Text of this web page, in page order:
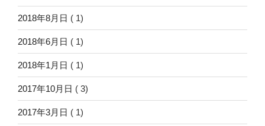
2018年8月日 ( 1)
2018年6月日 ( 1)
2018年1月日 ( 1)
2017年10月日 ( 3)
2017年3月日 ( 1)